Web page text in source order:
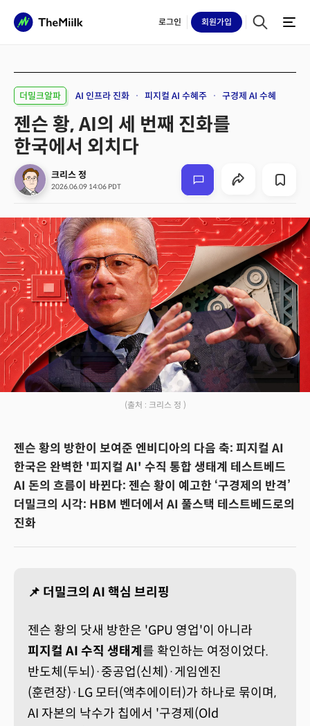
로그인 회원가입
더밀크알파 AI 인프라 진화 피지컬 AI 수혜주 구경제 AI 수혜
젠슨 황, AI의 세 번째 진화를
한국에서 외치다
크리스 정
2026.06.09 14:06 PDT
(출처 : 크리스 정 )
젠슨 황의 방한이 보여준 엔비디아의 다음 축: 피지컬 AI
한국은 완벽한 '피지컬 AI' 수직 통합 생태계 테스트베드
AI 돈의 흐름이 바뀐다: 젠슨 황이 예고한 ‘구경제의 반격’
더밀크의 시각: HBM 벤더에서 AI 풀스택 테스트베드로의
진화
📌 더밀크의 AI 핵심 브리핑
젠슨 황의 닷새 방한은 'GPU 영업'이 아니라
피지컬 AI 수직 생태계 를 확인하는 여정이었다.
반도체(두뇌)·중공업(신체)·게임엔진
(훈련장)·LG 모터(액추에이터)가 하나로 묶이며,
AI 자본의 낙수가 칩에서 '구경제(Old